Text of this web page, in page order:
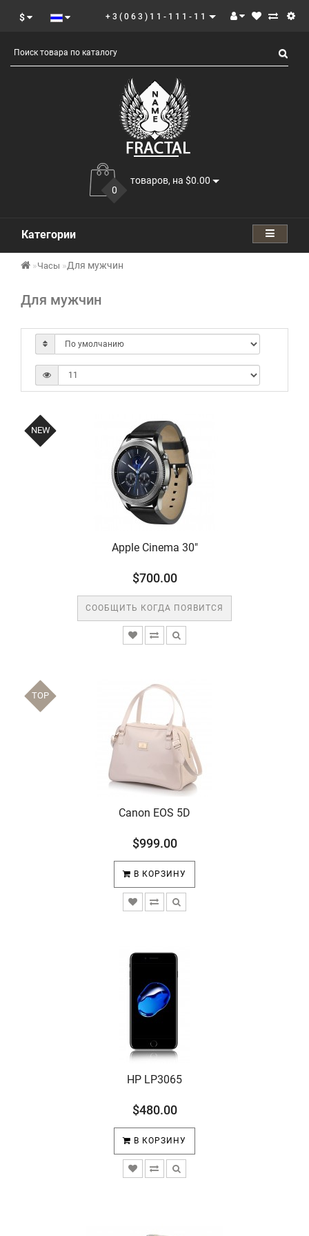
$ +3(063)11-111-11
0
товаров, на $0.00
Категории
Часы Для мужчин
Для мужчин
NEW
Apple Cinema 30"
$700.00
СООБЩИТЬ КОГДА ПОЯВИТСЯ
TOP
Canon EOS 5D
$999.00
В КОРЗИНУ
HP LP3065
$480.00
В КОРЗИНУ